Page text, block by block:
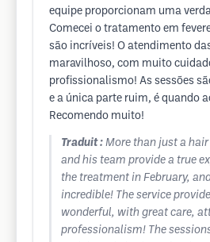
equipe proporcionam uma
Comecei o tratamento em
são incríveis! O atendimento
maravilhoso, com muito
profissionalismo! As sessões
e a única parte ruim, é quando
Recomendo muito!
Traduit : More than just a
and his team provide a true
the treatment in February,
incredible! The service
wonderful, with great care,
professionalism! The